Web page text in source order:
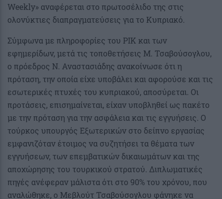
Weekly» αναφέρεται στο πρωτοσέλιδο της στις
ολονύκτιες διαπραγματεύσεις για το Κυπριακό.
Σύμφωνα με πληροφορίες του ΡΙΚ και των
εφημερίδων, μετά τις τοποθετήσεις Μ. Τσαβούσογλου,
ο πρόεδρος Ν. Αναστασιάδης ανακοίνωσε ότι η
πρόταση, την οποία είχε υποβάλει και αφορούσε και τις
εσωτερικές πτυχές του κυπριακού, αποσύρεται. Οι
προτάσεις, επισημαίνεται, είχαν υποβληθεί ως πακέτο
με την πρόταση για την ασφάλεια και τις εγγυήσεις. Ο
τούρκος υπουργός Εξωτερικών στο δείπνο εργασίας
εμφανιζόταν έτοιμος να συζητήσει τα θέματα των
εγγυήσεων, των επεμβατικών δικαιωμάτων και της
αποχώρησης του τουρκικού στρατού. Διπλωματικές
πηγές ανέφεραν μάλιστα ότι στο 90% του χρόνου, που
αναλώθηκε, ο Μεβλούτ Τσαβούσογλου φάνηκε να